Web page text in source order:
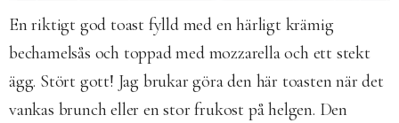
En riktigt god toast fylld med en härligt krämig
bechamelsås och toppad med mozzarella och ett stekt
ägg. Stört gott! Jag brukar göra den här toasten när det
vankas brunch eller en stor frukost på helgen. Den